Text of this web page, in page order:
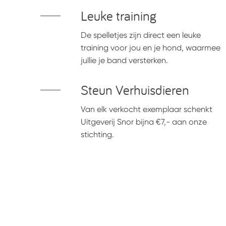
Leuke training
De spelletjes zijn direct een leuke
training voor jou en je hond, waarmee
jullie je band versterken.
Steun Verhuisdieren
Van elk verkocht exemplaar schenkt
Uitgeverij Snor bijna €7,- aan onze
stichting.